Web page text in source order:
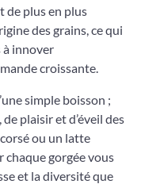
de plus en plus
des grains, ce qui
à innover
croissante.
simple boisson ;
plaisir et d’éveil des
ou un latte
chaque gorgée vous
et la diversité que